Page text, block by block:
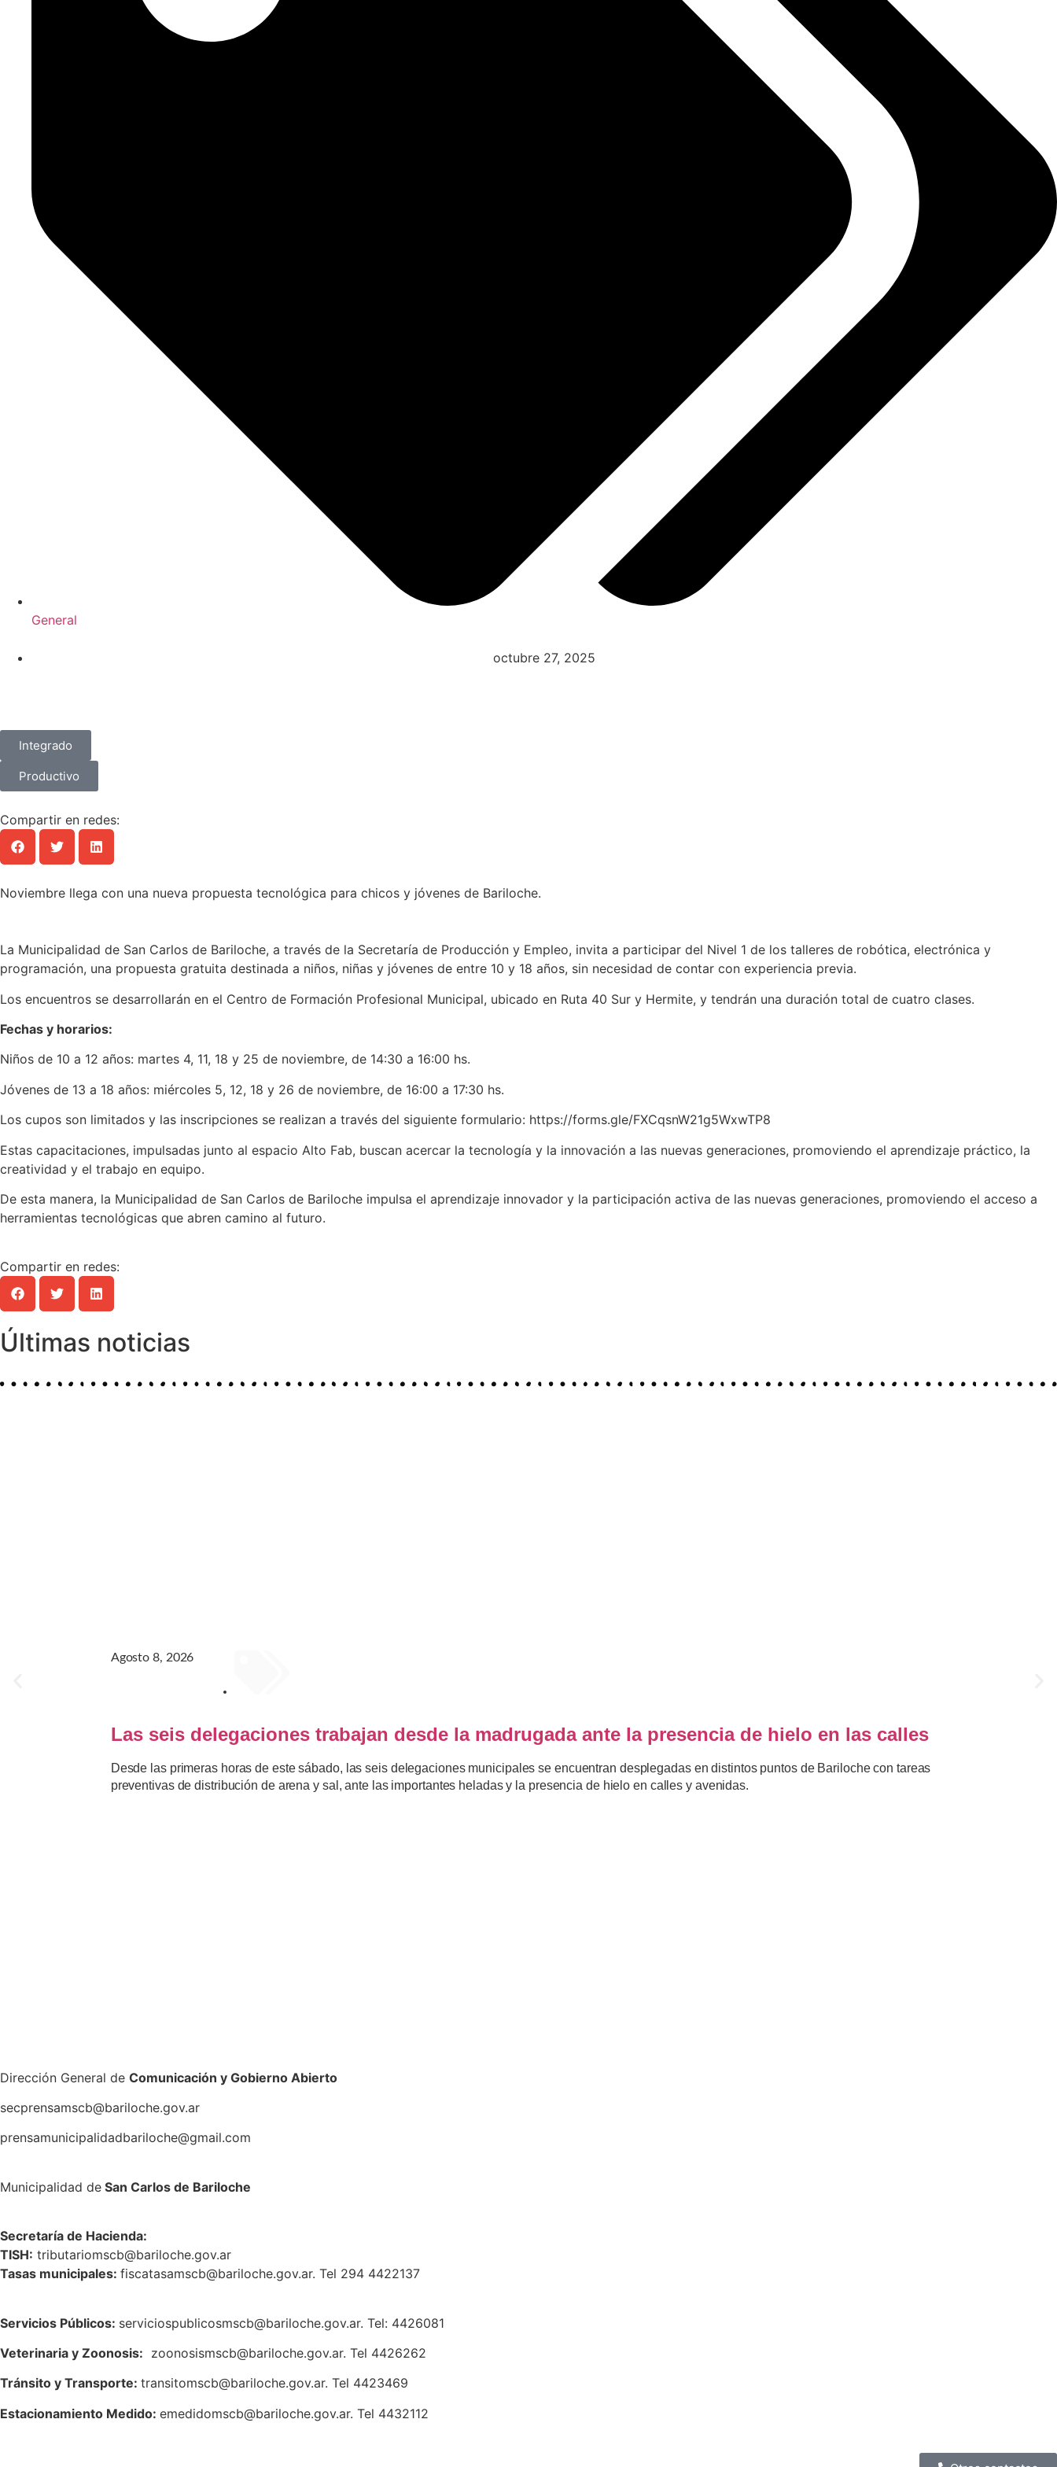
General
octubre 27, 2025
Integrado
Productivo
Compartir en redes:
Noviembre llega con una nueva propuesta tecnológica para chicos y jóvenes de Bariloche.
La Municipalidad de San Carlos de Bariloche, a través de la Secretaría de Producción y Empleo, invita a participar del Nivel 1 de los talleres de robótica, electrónica y
programación, una propuesta gratuita destinada a niños, niñas y jóvenes de entre 10 y 18 años, sin necesidad de contar con experiencia previa.
Los encuentros se desarrollarán en el Centro de Formación Profesional Municipal, ubicado en Ruta 40 Sur y Hermite, y tendrán una duración total de cuatro clases.
Fechas y horarios:
Niños de 10 a 12 años: martes 4, 11, 18 y 25 de noviembre, de 14:30 a 16:00 hs.
Jóvenes de 13 a 18 años: miércoles 5, 12, 18 y 26 de noviembre, de 16:00 a 17:30 hs.
Los cupos son limitados y las inscripciones se realizan a través del siguiente formulario: https://forms.gle/FXCqsnW21g5WxwTP8
Estas capacitaciones, impulsadas junto al espacio Alto Fab, buscan acercar la tecnología y la innovación a las nuevas generaciones, promoviendo el aprendizaje práctico, la
creatividad y el trabajo en equipo.
De esta manera, la Municipalidad de San Carlos de Bariloche impulsa el aprendizaje innovador y la participación activa de las nuevas generaciones, promoviendo el acceso a
herramientas tecnológicas que abren camino al futuro.
Compartir en redes:
Últimas noticias
Agosto 8, 2026
Las seis delegaciones trabajan desde la madrugada ante la presencia de hielo en las calles
Desde las primeras horas de este sábado, las seis delegaciones municipales se encuentran desplegadas en distintos puntos de Bariloche con tareas
preventivas de distribución de arena y sal, ante las importantes heladas y la presencia de hielo en calles y avenidas.
Dirección General de Comunicación y Gobierno Abierto
secprensamscb@bariloche.gov.ar
prensamunicipalidadbariloche@gmail.com
Municipalidad de San Carlos de Bariloche
Secretaría de Hacienda:
TISH: tributariomscb@bariloche.gov.ar
Tasas municipales: fiscatasamscb@bariloche.gov.ar. Tel 294 4422137
Servicios Públicos: serviciospublicosmscb@bariloche.gov.ar. Tel: 4426081
Veterinaria y Zoonosis: zoonosismscb@bariloche.gov.ar. Tel 4426262
Tránsito y Transporte: transitomscb@bariloche.gov.ar. Tel 4423469
Estacionamiento Medido: emedidomscb@bariloche.gov.ar. Tel 4432112